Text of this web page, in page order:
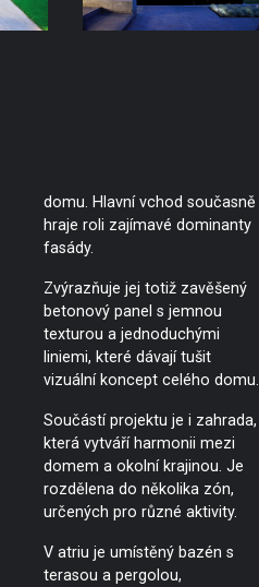
domu. Hlavní vchod současně
hraje roli zajímavé dominanty
fasády.
Zvýrazňuje jej totiž zavěšený
betonový panel s jemnou
texturou a jednoduchými
liniemi, které dávají tušit
vizuální koncept celého domu.
Součástí projektu je i zahrada,
která vytváří harmonii mezi
domem a okolní krajinou. Je
rozdělena do několika zón,
určených pro různé aktivity.
V atriu je umístěný bazén s
terasou a pergolou,